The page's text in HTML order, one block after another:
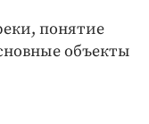
понятие
объекты